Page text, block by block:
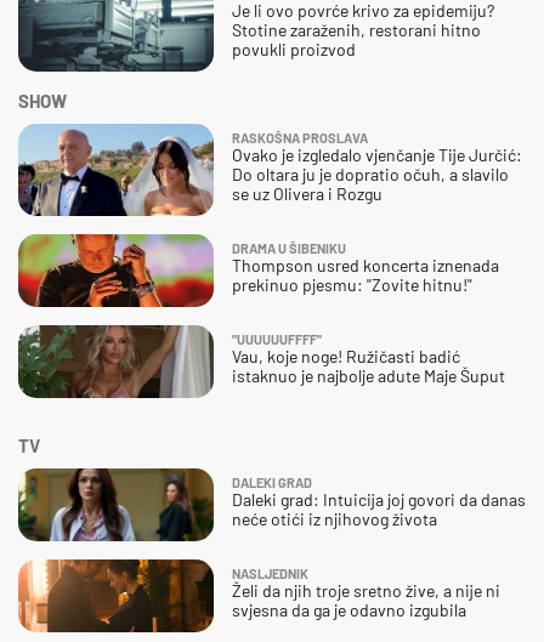
Je li ovo povrće krivo za epidemiju?
Stotine zaraženih, restorani hitno
povukli proizvod
SHOW
RASKOŠNA PROSLAVA
Ovako je izgledalo vjenčanje Tije Jurčić:
Do oltara ju je dopratio očuh, a slavilo
se uz Olivera i Rozgu
DRAMA U ŠIBENIKU
Thompson usred koncerta iznenada
prekinuo pjesmu: "Zovite hitnu!"
"UUUUUUFFFF"
Vau, koje noge! Ružičasti badić
istaknuo je najbolje adute Maje Šuput
TV
DALEKI GRAD
Daleki grad: Intuicija joj govori da danas
neće otići iz njihovog života
NASLJEDNIK
Želi da njih troje sretno žive, a nije ni
svjesna da ga je odavno izgubila